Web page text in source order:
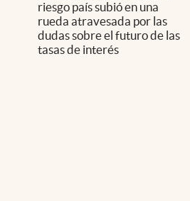
riesgo país subió en una
rueda atravesada por las
dudas sobre el futuro de las
tasas de interés